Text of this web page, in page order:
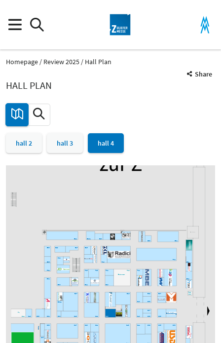
Homepage Review 2025
Hall Plan
Share
HALL PLAN
hall 2 hall 3 hall 4
C10
G08
C40
G27
E04
F23
G01
F32
C22
E32/1
C33 C09
G20
C37
C36
C13
C30
C33/1
D10
C20
D08
F30
C21
C32
C00
Befr.
F13
Gastronomie
E09
C28
G25
E34
F20
C44
PL
E30
E27 E13
G24
C06
C03
C08
E24 E20
F21
F25 F11
C23 C05
G20/1
G33 G29
G04
C11
C27
G35